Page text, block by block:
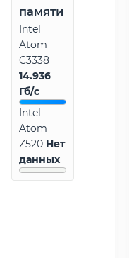
памяти
Intel
Atom
C3338
14.936
Гб/с
Intel
Atom
Z520 Нет
данных